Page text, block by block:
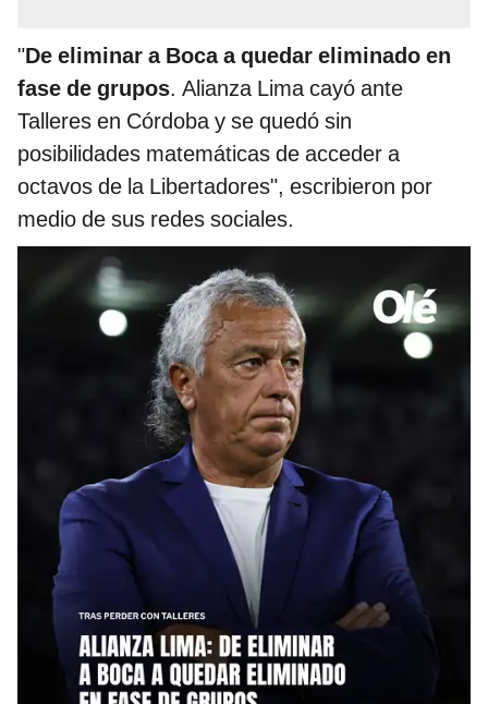
"De eliminar a Boca a quedar eliminado en
fase de grupos. Alianza Lima cayó ante
Talleres en Córdoba y se quedó sin
posibilidades matemáticas de acceder a
octavos de la Libertadores", escribieron por
medio de sus redes sociales.